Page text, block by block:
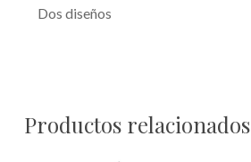
Dos diseños
Productos relacionados